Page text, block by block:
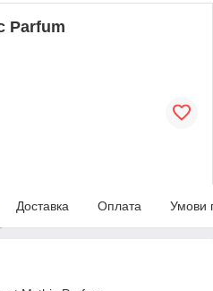
Parfum
Доставка Оплата Умови